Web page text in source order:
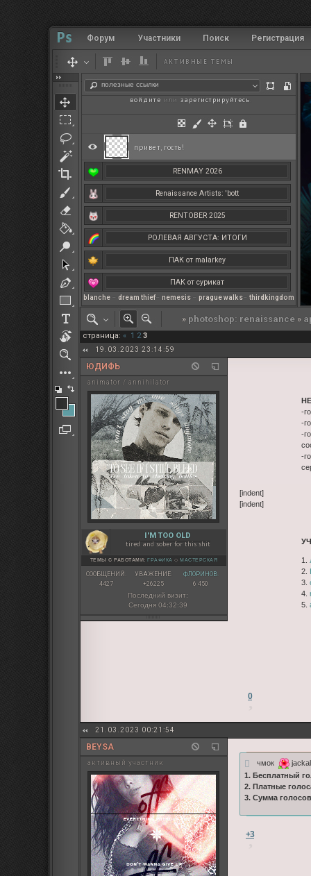
RENMAY 2026
Renaissance Artists: 'bott
RENTOBER 2025
РОЛЕВАЯ АВГУСТА: ИТОГИ
ПАК от malarkey
ПАК от сурикат
РЕНМАЙ
РОЛЕВАЯ МАРТА: ИТОГИ
полезные ссылки
blanche – dream thief– nemesis – prague walks– thirdkingdom
Форум Участники Поиск Регистрация
АКТИВНЫЕ ТЕМЫ
привет, гость!
войдите или зарегистрируйтесь
» photoshop: renaissance »
страница: « 1 2 3
19.03.2023 23:14:59
ЮДИФЬ
animator / annihilator
I'M TOO OLD
tired and sober for this shit
ТЕМЫ С РАБОТАМИ:ГРАФИКА ◇МАСТЕРСКАЯ
СООБЩЕНИЙ:
4427
УВАЖЕНИЕ:
+26225
ФЛОРИНОВ:
6 450
Последний визит:
Сегодня 04:32:39
-
-
-
-
[indent]
[indent]
1.
2.
3.
4.
5.
0
21.03.2023 00:21:54
BEYSA
активный участник чмок
jackal
1. Бесплатный
2. Платные
3. Сумма
+3